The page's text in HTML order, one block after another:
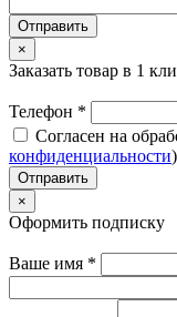
Отправить
×
Заказать товар в 1
Телефон *
Согласен на
конфиденциальности)
Отправить
×
Оформить подписку
Ваше имя *